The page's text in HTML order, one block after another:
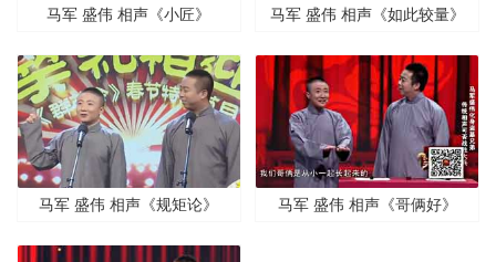
马军 盛伟 相声《小匠》 马军 盛伟 相声《如此较量》
马军 盛伟 相声《规矩论》 马军 盛伟 相声《哥俩好》